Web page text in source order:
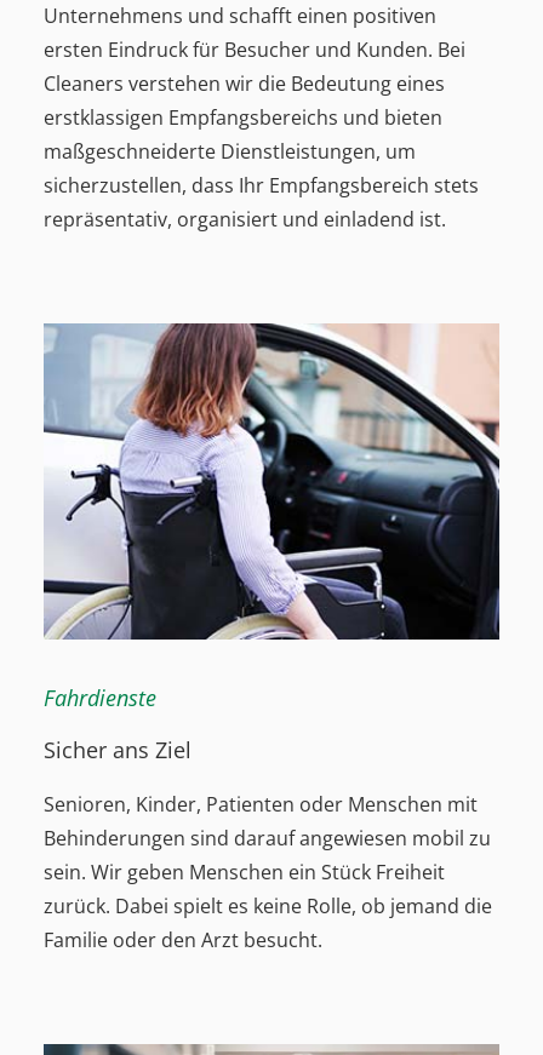
Unternehmens und schafft einen positiven
ersten Eindruck für Besucher und Kunden. Bei
Cleaners verstehen wir die Bedeutung eines
erstklassigen Empfangsbereichs und bieten
maßgeschneiderte Dienstleistungen, um
sicherzustellen, dass Ihr Empfangsbereich stets
repräsentativ, organisiert und einladend ist.
Fahrdienste
Sicher ans Ziel
Senioren, Kinder, Patienten oder Menschen mit
Behinderungen sind darauf angewiesen mobil zu
sein. Wir geben Menschen ein Stück Freiheit
zurück. Dabei spielt es keine Rolle, ob jemand die
Familie oder den Arzt besucht.